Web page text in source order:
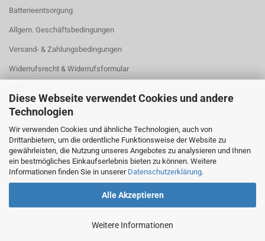
Diese Webseite verwendet Cookies und andere
Technologien
Wir verwenden Cookies und ähnliche Technologien, auch von
Drittanbietern, um die ordentliche Funktionsweise der Website zu
gewährleisten, die Nutzung unseres Angebotes zu analysieren und Ihnen
ein bestmögliches Einkaufserlebnis bieten zu können. Weitere
Informationen finden Sie in unserer Datenschutzerklärung.
Alle Akzeptieren
Weitere Informationen
Batterieentsorgung
Allgem. Geschäftsbedingungen
Versand- & Zahlungsbedingungen
Widerrufsrecht & Widerrufsformular
Privatsphäre und Datenschutz
Cookie Einstellungen